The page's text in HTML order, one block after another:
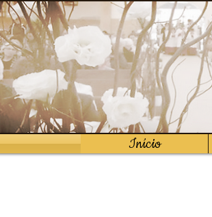
Início